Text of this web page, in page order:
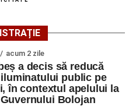
Alba include, pe lângă
din Săsciori, și datele de
numere de telefon și
persoanele interesate să
condițiile de angajare,
acum 2 zile
a decis să reducă
public pe
în contextul apelului la
Bolojan